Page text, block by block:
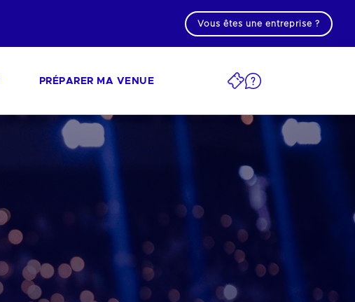
Vous êtes une entreprise ?
PRÉPARER MA VENUE